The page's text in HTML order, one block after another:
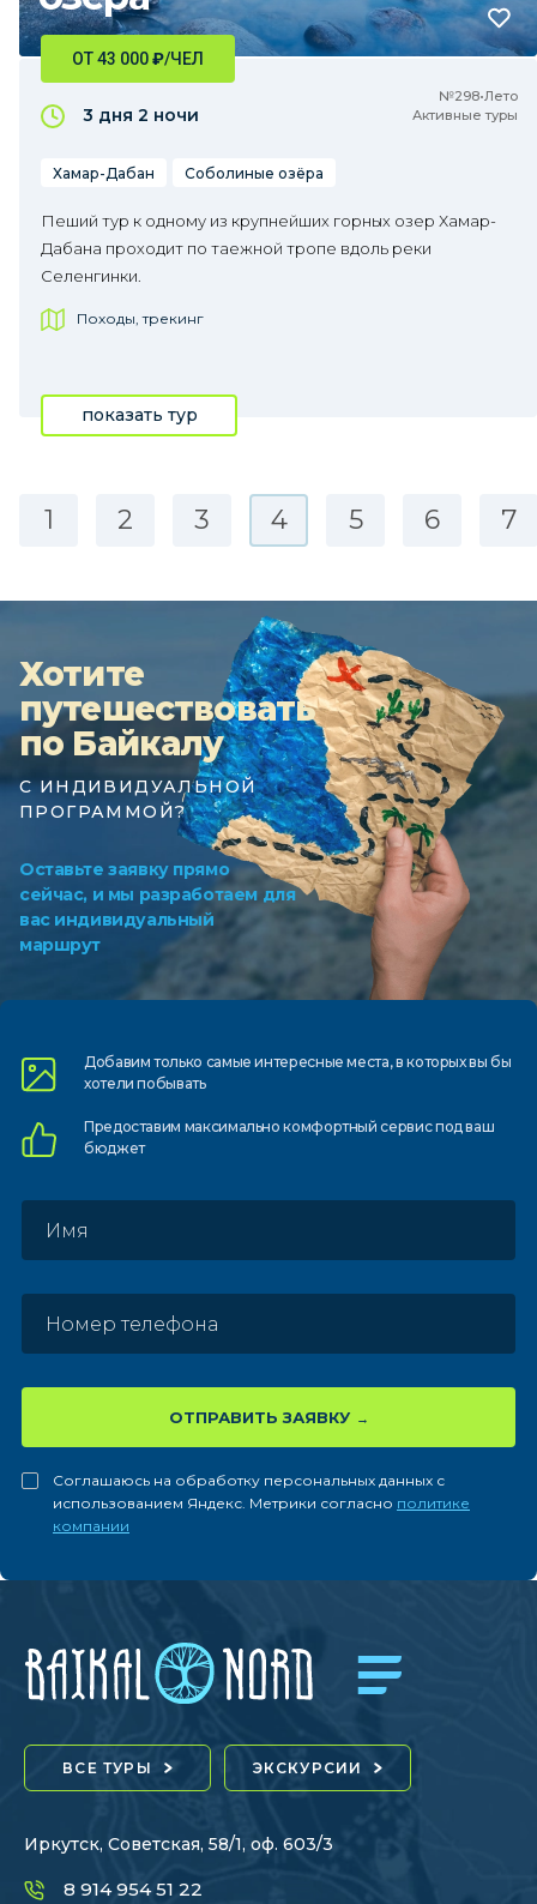
№298•Лето
Активные туры
ОТ 43 000₽/ЧЕЛ
3 дня 2 ночи
Хамар-Дабан Соболиные озёра
Пеший тур к одному из крупнейших горных озер Хамар-
Дабана проходит по таежной тропе вдоль реки
Селенгинки.
Походы, трекинг
показать тур
1 2 3 4 5 6 7
Хотите
путешествовать
по Байкалу
С ИНДИВИДУАЛЬНОЙ
ПРОГРАММОЙ?
Оставьте заявку прямо
сейчас, и мы разработаем для
вас индивидуальный
маршрут
Добавим только самыеинтересные места, в которыхвы бы
хотели побывать
Предоставим максимально комфортныйсервис под ваш
бюджет
ОТПРАВИТЬ ЗАЯВКУ
Соглашаюсь на обработку персональных данных с
использованием Яндекс. Метрики согласно политике
компании
ВСЕ ТУРЫ ЭКСКУРСИИ
Иркутск, Советская, 58/1, оф. 603/3
8 914 954 51 22